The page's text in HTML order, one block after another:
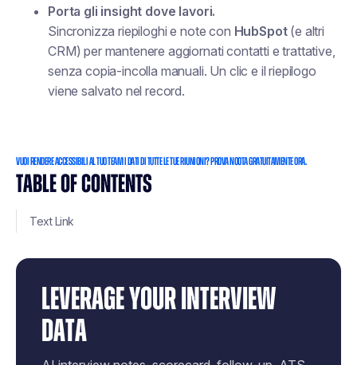
TABLE OF CONTENTS
Text Link
LEVERAGE YOUR INTERVIEW
DATA
Porta gli insight dove lavori.
Sincronizza riepiloghi e note con HubSpot(e altri
CRM) per mantenere aggiornati contatti e trattative,
senza copia-incolla manuali. Un clic e il riepilogo
viene salvato nel record.
VUOI RENDERE ACCESSIBILI AL TUO TEAM I DATI DI TUTTE LE TUE RIUNIONI? PROVA NOOTA GRATUITAMENTE ORA.